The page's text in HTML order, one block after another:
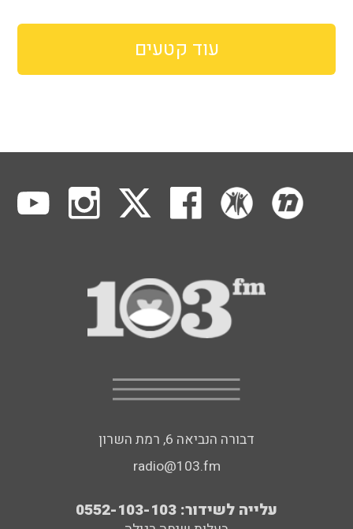
עוד קטעים
דבורה הנביאה 6, רמת השרון
radio@103.fm
עלייה לשידור: 0552-103-103